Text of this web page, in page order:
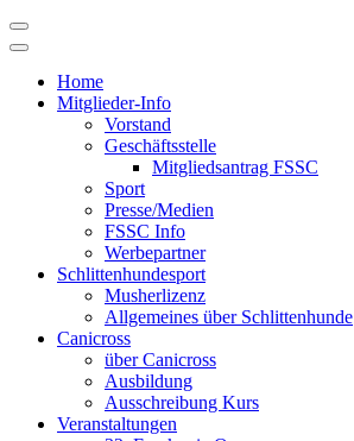
Skip
to
Home
Mitglieder-Info
Vorstand
Geschäftsstelle
Mitgliedsantrag FSSC
Sport
Presse/Medien
FSSC Info
Werbepartner
Schlittenhundesport
Musherlizenz
Allgemeines über Schlittenhunde
Canicross
über Canicross
Ausbildung
Ausschreibung Kurs
Veranstaltungen